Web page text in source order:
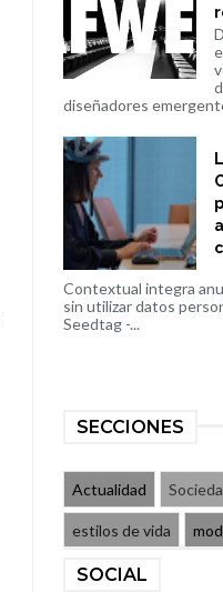
diseñadores
Contextual integra
sin utilizar datos
Seedtag -...
SECCIONES
Actualidad
estilos de vida
SOCIAL